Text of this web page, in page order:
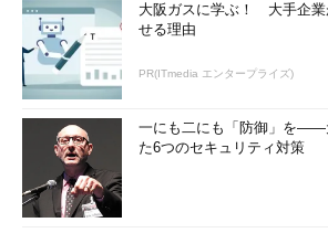
大阪ガスに学ぶ！ 大手企業
せる理由
PR(ITmedia エンタープライズ)
一にも二にも「防御」を――
た6つのセキュリティ対策